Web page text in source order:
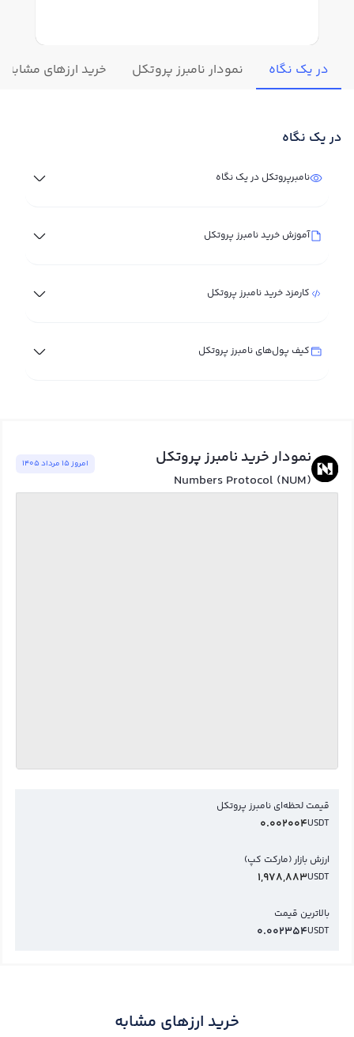
در یک نگاه نمودار نامبرز پروتکل خرید ارزهای مشابه
در یک نگاه
نامبرپروتکل در یک نگاه
آموزش خرید نامبرز پروتکل
کارمزد خرید نامبرز پروتکل
کیف پول‌های نامبرز پروتکل
نمودار خرید نامبرز پروتکل
Numbers Protocol (NUM)
امروز ١٥ مرداد ١٤٠٥
قیمت لحظه‌ای نامبرز پروتکل
USDT
0.002004
ارزش بازار (مارکت کپ)
USDT
1,978,883
بالاترین قیمت
USDT
0.002354
خرید ارزهای مشابه